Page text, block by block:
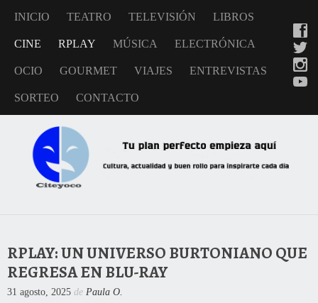
INICIO TEATRO TELEVISIÓN LIBROS
CINE RPLAY MÚSICA ELECTRÓNICA
OCIO GOURMET VIAJES ENTREVISTAS
SORTEO CONTACTO
RPLAY: UN UNIVERSO BURTONIANO QUE
REGRESA EN BLU-RAY
31 agosto, 2025 de Paula O.